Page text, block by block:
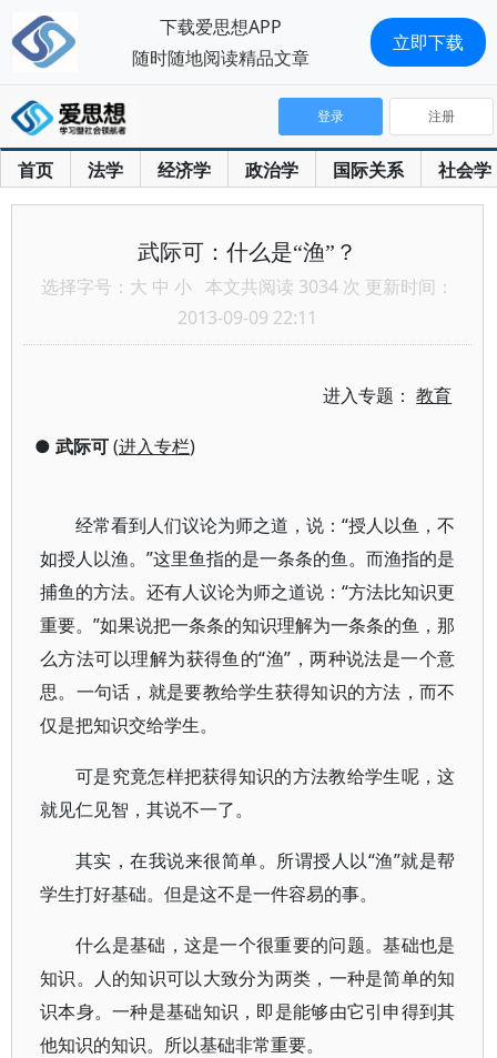
首页 法学 经济学 政治学 国际关系 社会学
登录 注册
武际可：什么是“渔”？
选择字号： 大 中 小 本文共阅读 3034 次 更新时间：
2013-09-09 22:11
进入专题：教育
● 武际可(进入专栏)
经常看到人们议论为师之道，说：“授人以鱼，不
如授人以渔。”这里鱼指的是一条条的鱼。而渔指的是
捕鱼的方法。还有人议论为师之道说：“方法比知识更
重要。”如果说把一条条的知识理解为一条条的鱼，那
么方法可以理解为获得鱼的“渔”，两种说法是一个意
思。一句话，就是要教给学生获得知识的方法，而不
仅是把知识交给学生。
可是究竟怎样把获得知识的方法教给学生呢，这
就见仁见智，其说不一了。
其实，在我说来很简单。所谓授人以“渔”就是帮
学生打好基础。但是这不是一件容易的事。
什么是基础，这是一个很重要的问题。基础也是
知识。人的知识可以大致分为两类，一种是简单的知
识本身。一种是基础知识，即是能够由它引申得到其
他知识的知识。所以基础非常重要。
下载爱思想APP
随时随地阅读精品文章
立即下载